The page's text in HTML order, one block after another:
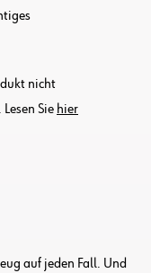
nicht
Sie hier
auf jeden Fall. Und